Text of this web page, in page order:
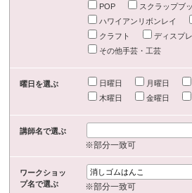
POP
スクラップブ
ハワイアンリボンレイ
クラフト
ディスプ
その他手芸・工芸
曜日を選ぶ 日曜日 月曜日
木曜日
金曜日
講師名で選ぶ
※部分一致可
ワークショッ
プ名で選ぶ
※部分一致可